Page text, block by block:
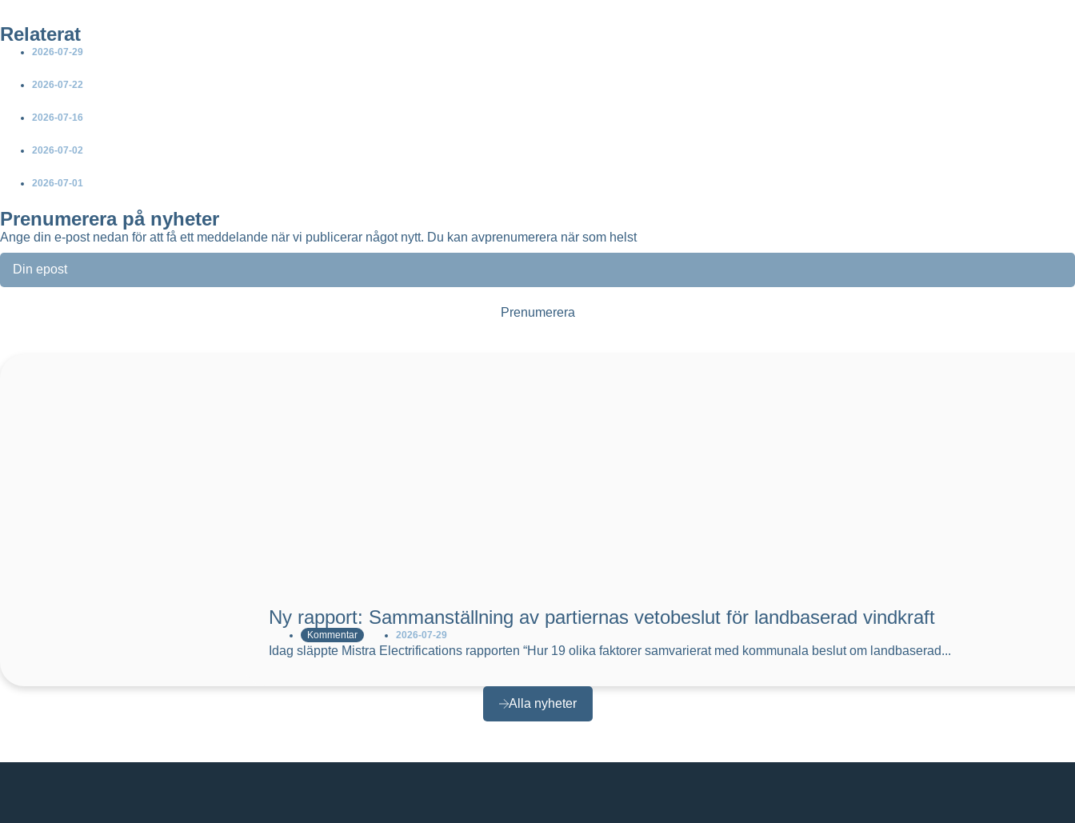
Relaterat
2026-07-29
2026-07-22
2026-07-16
2026-07-02
2026-07-01
Prenumerera på nyheter
Ange din e-post nedan för att få ett meddelande när vi publicerar något nytt. Du kan avprenumerera när som helst
Ny rapport: Sammanställning av partiernas vetobeslut för landbaserad vindkraft
Kommentar 2026-07-29
Idag släppte Mistra Electrifications rapporten “Hur 19 olika faktorer samvarierat med kommunala beslut om landbaserad...
Alla nyheter